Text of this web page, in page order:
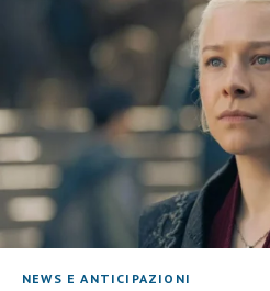
NEWS E ANTICIPAZIONI